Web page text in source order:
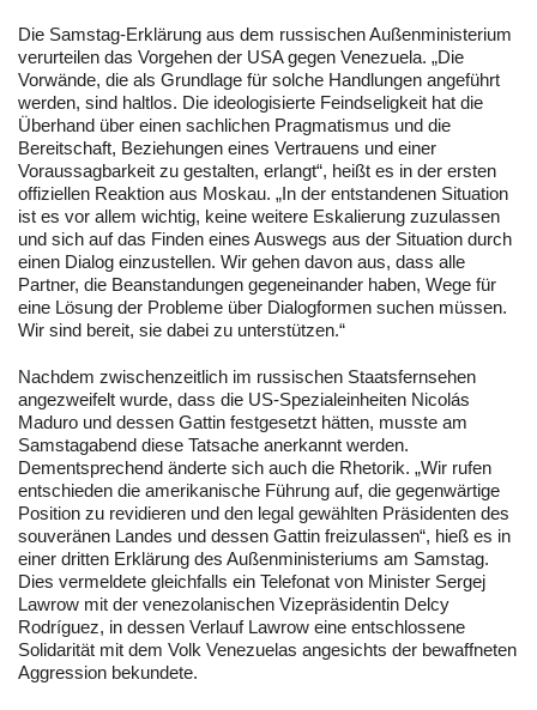
Die Samstag-Erklärung aus dem russischen Außenministerium
verurteilen das Vorgehen der USA gegen Venezuela. „Die
Vorwände, die als Grundlage für solche Handlungen angeführt
werden, sind haltlos. Die ideologisierte Feindseligkeit hat die
Überhand über einen sachlichen Pragmatismus und die
Bereitschaft, Beziehungen eines Vertrauens und einer
Voraussagbarkeit zu gestalten, erlangt“, heißt es in der ersten
offiziellen Reaktion aus Moskau. „In der entstandenen Situation
ist es vor allem wichtig, keine weitere Eskalierung zuzulassen
und sich auf das Finden eines Auswegs aus der Situation durch
einen Dialog einzustellen. Wir gehen davon aus, dass alle
Partner, die Beanstandungen gegeneinander haben, Wege für
eine Lösung der Probleme über Dialogformen suchen müssen.
Wir sind bereit, sie dabei zu unterstützen.“
Nachdem zwischenzeitlich im russischen Staatsfernsehen
angezweifelt wurde, dass die US-Spezialeinheiten Nicolás
Maduro und dessen Gattin festgesetzt hätten, musste am
Samstagabend diese Tatsache anerkannt werden.
Dementsprechend änderte sich auch die Rhetorik. „Wir rufen
entschieden die amerikanische Führung auf, die gegenwärtige
Position zu revidieren und den legal gewählten Präsidenten des
souveränen Landes und dessen Gattin freizulassen“, hieß es in
einer dritten Erklärung des Außenministeriums am Samstag.
Dies vermeldete gleichfalls ein Telefonat von Minister Sergej
Lawrow mit der venezolanischen Vizepräsidentin Delcy
Rodríguez, in dessen Verlauf Lawrow eine entschlossene
Solidarität mit dem Volk Venezuelas angesichts der bewaffneten
Aggression bekundete.